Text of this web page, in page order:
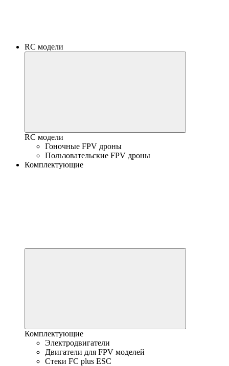
RC модели
RC модели
Гоночные FPV дроны
Пользовательские FPV дроны
Комплектующие
Комплектующие
Электродвигатели
Двигатели для FPV моделей
Стеки FC plus ESC